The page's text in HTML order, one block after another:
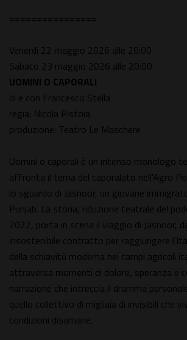
================
Venerdì 22 maggio 2026 alle 20:00
Sabato 23 maggio 2026 alle 20:00
UOMINI O CAPORALI
di e con Francesco Stella
regia: Nicola Pistoia
produzione: Teatro Le Maschere
Uomini o caporali è un intenso monologo
affronta il tema del caporalato nell'Agro
lo sguardo di Jasnoor, un giovane
Punjab. La storia, riduzione teatrale del
2022, porta in scena il viaggio di Jasnoor,
insostenibile contratto per raggiungere
della schiavitù moderna nei campi agricoli
attraversa momenti di dolore, speranza e
narrazione che intreccia il dramma
quello collettivo di migliaia di invisibili che
condizioni disumane.